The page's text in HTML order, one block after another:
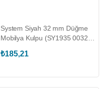
System Siyah 32 mm Düğme
Mobilya Kulpu (SY1935 0032
₺185,21